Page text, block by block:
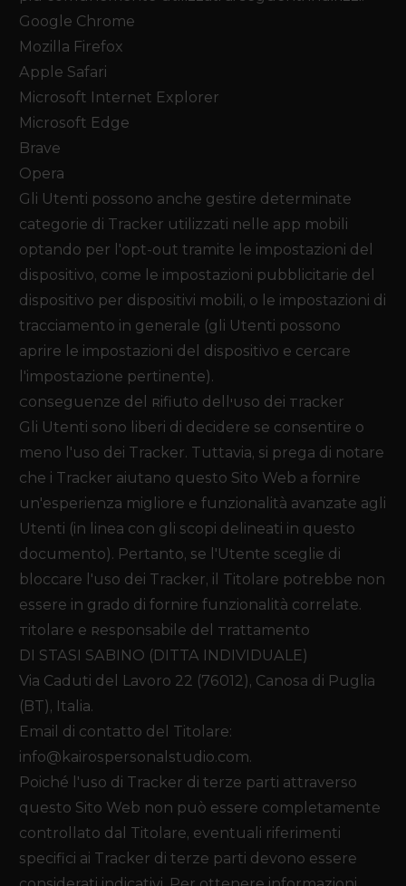
Google Chrome
Mozilla Firefox
Apple Safari
Microsoft Internet Explorer
Microsoft Edge
Brave
Opera
Gli Utenti possono anche gestire determinate
categorie di Tracker utilizzati nelle app mobili
optando per l'opt-out tramite le impostazioni del
dispositivo, come le impostazioni pubblicitarie del
dispositivo per dispositivi mobili, o le impostazioni di
tracciamento in generale (gli Utenti possono
aprire le impostazioni del dispositivo e cercare
l'impostazione pertinente).
Conseguenze del Rifiuto dell'Uso dei Tracker
Gli Utenti sono liberi di decidere se consentire o
meno l'uso dei Tracker. Tuttavia, si prega di notare
che i Tracker aiutano questo Sito Web a fornire
un'esperienza migliore e funzionalità avanzate agli
Utenti (in linea con gli scopi delineati in questo
documento). Pertanto, se l'Utente sceglie di
bloccare l'uso dei Tracker, il Titolare potrebbe non
essere in grado di fornire funzionalità correlate.
Titolare e Responsabile del Trattamento
DI STASI SABINO (DITTA INDIVIDUALE)
Via Caduti del Lavoro 22 (76012), Canosa di Puglia
(BT), Italia.
Email di contatto del Titolare:
info@kairospersonalstudio.com.
Poiché l'uso di Tracker di terze parti attraverso
questo Sito Web non può essere completamente
controllato dal Titolare, eventuali riferimenti
specifici ai Tracker di terze parti devono essere